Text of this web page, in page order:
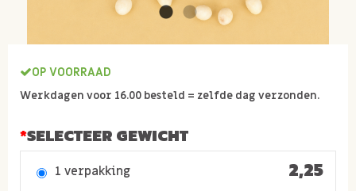
OP VOORRAAD
Werkdagen voor 16.00 besteld = zelfde dag verzonden.
SELECTEER GEWICHT
1 verpakking 2,25